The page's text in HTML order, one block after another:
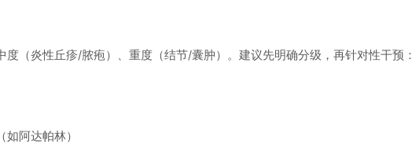
炎性丘疹/脓疱）、重度（结节/囊肿）。建议先明确分级，再针对性干预：
阿达帕林）